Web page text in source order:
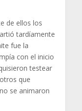
de ellos los
tardíamente
fue la
con el inicio
testear
que
se animaron